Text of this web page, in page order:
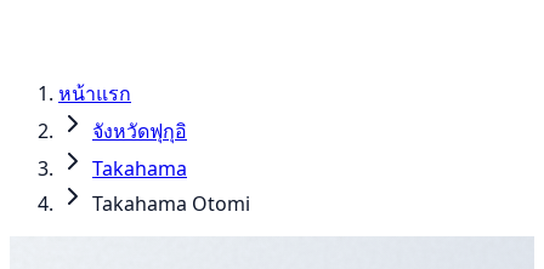
หน้าแรก
จังหวัดฟุกุอิ
Takahama
Takahama Otomi